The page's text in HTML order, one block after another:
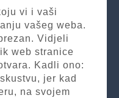
vi i vaši
vašeg weba.
Vidjeli
web stranice
Kadli ono:
jer kad
na svojem